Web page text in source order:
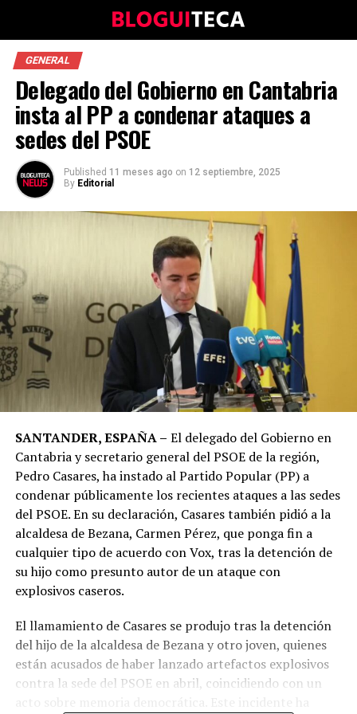
GENERAL
Delegado del Gobierno en Cantabria
insta al PP a condenar ataques a
sedes del PSOE
Published 11 meses ago on 12 septiembre, 2025
By Editorial
SANTANDER, ESPAÑA – El delegado del Gobierno en
Cantabria y secretario general del PSOE de la región,
Pedro Casares, ha instado al Partido Popular (PP) a
condenar públicamente los recientes ataques a las sedes
del PSOE. En su declaración, Casares también pidió a la
alcaldesa de Bezana, Carmen Pérez, que ponga fin a
cualquier tipo de acuerdo con Vox, tras la detención de
su hijo como presunto autor de un ataque con
explosivos caseros.
El llamamiento de Casares se produjo tras la detención
del hijo de la alcaldesa de Bezana y otro joven, quienes
están acusados de haber lanzado artefactos explosivos
contra la sede del PSOE en abril, coincidiendo con un